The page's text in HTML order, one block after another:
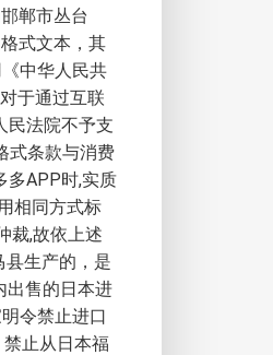
郸市丛台
式文本，其
中华人民共
于通过互联
民法院不予支
式条款与消费
多APP时,实质
相同方式标
裁,故依上述
县生产的，是
出售的日本进
令禁止进口
止从日本福